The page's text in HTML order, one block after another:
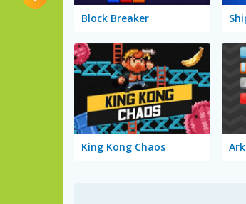
Block Breaker
King Kong Chaos